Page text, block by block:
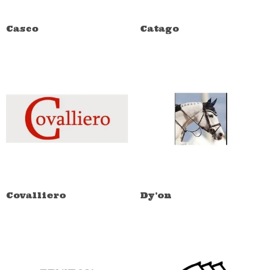
Casco Catago
Covalliero Dy'on